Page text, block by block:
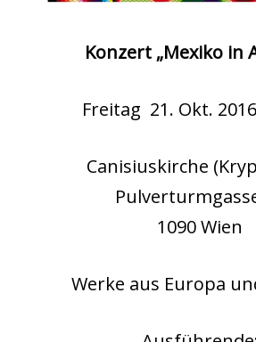
Konzert „Mexiko in
Freitag 21. Okt.
Canisiuskirche
1090 Wien
Werke aus Europa